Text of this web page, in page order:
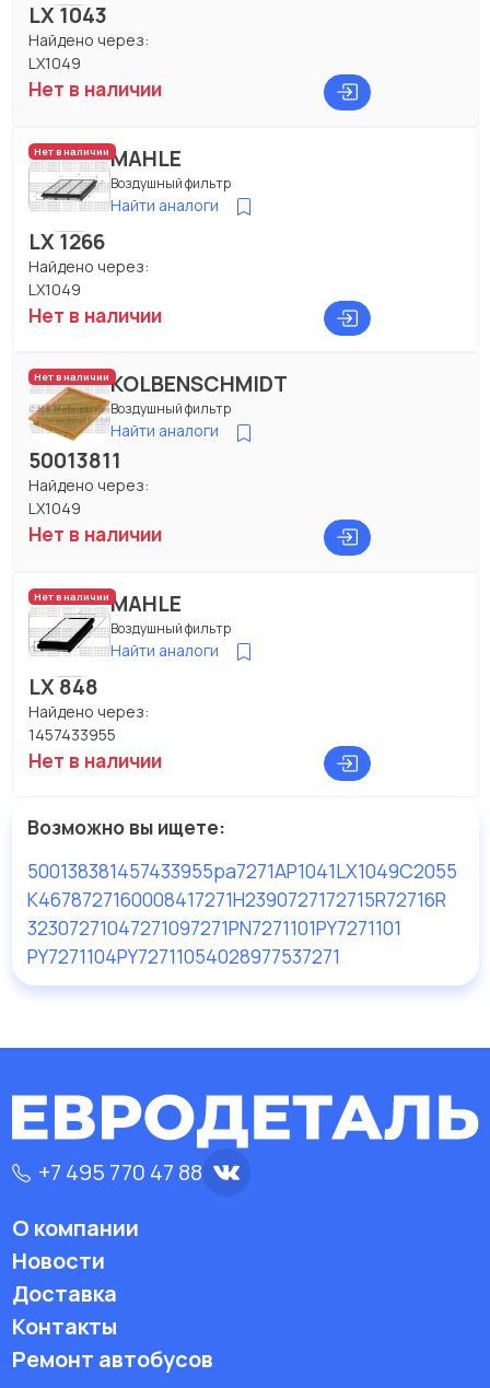
LX 1043
Найдено через:
LX1049
Нет в наличии
Нет в наличииMAHLE
Воздушный фильтр
Найти аналоги
LX 1266
Найдено через:
LX1049
Нет в наличии
Нет в наличииKOLBENSCHMIDT
Воздушный фильтр
Найти аналоги
50013811
Найдено через:
LX1049
Нет в наличии
Нет в наличииMAHLE
Воздушный фильтр
Найти аналоги
LX 848
Найдено через:
1457433955
Нет в наличии
Возможно вы ищете:
500138381457433955pa7271AP1041LX1049C2055
K4678727160008417271H2390727172715R72716R
32307271047271097271PN7271101PY7271101
PY7271104PY72711054028977537271
+7 495 770 47 88
О компании
Новости
Доставка
Контакты
Ремонт автобусов